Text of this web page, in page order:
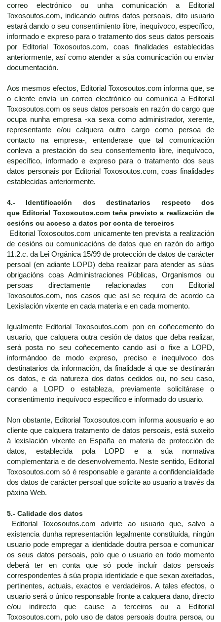
correo electrónico ou unha comunicación a Editorial
Toxosoutos.com, indicando outros datos persoais, dito usuario
estará dando o seu consentimiento libre, inequívoco, específico,
informado e expreso para o tratamento dos seus datos persoais
por Editorial Toxosoutos.com, coas finalidades establecidas
anteriormente, así como atender a súa comunicación ou enviar
documentación.
Aos mesmos efectos, Editorial Toxosoutos.com informa que, se
o cliente envía un correo electrónico ou comunica a Editorial
Toxosoutos.com os seus datos persoais en razón do cargo que
ocupa nunha empresa -xa sexa como administrador, xerente,
representante e/ou calquera outro cargo como persoa de
contacto na empresa-, entenderase que tal comunicación
conleva a prestación do seu consentemento libre, inequívoco,
específico, informado e expreso para o tratamento dos seus
datos personais por Editorial Toxosoutos.com, coas finalidades
establecidas anteriormente.
4.- Identificación dos destinatarios respecto dos
que Editorial Toxosoutos.com teña previsto a realización de
cesións ou acceso a datos por conta de terceiros
Editorial Toxosoutos.com unicamente ten prevista a realización
de cesións ou comunicacións de datos que en razón do artigo
11.2.c. da Lei Orgánica 15/99 de protección de datos de carácter
persoal (en adiante LOPD) deba realizar para atender as súas
obrigacións coas Administraciones Públicas, Organismos ou
persoas directamente relacionadas con Editorial
Toxosoutos.com, nos casos que así se requira de acordo ca
Lexislación vixente en cada materia e en cada momento.
Igualmente Editorial Toxosoutos.com pon en coñecemento do
usuario, que calquera outra cesión de datos que deba realizar,
será posta no seu coñecemento cando así o fixe a LOPD,
informándoo de modo expreso, preciso e inequívoco dos
destinatarios da información, da finalidade á que se destinarán
os datos, e da natureza dos datos cedidos ou, no seu caso,
cando a LOPD o estableza, previamente solicitárase o
consentimento inequívoco específico e informado do usuario.
Non obstante, Editorial Toxosoutos.com informa aousuario e ao
cliente que calquera tratamento de datos persoais, está suxeito
á lexislación vixente en España en materia de protección de
datos, establecida pola LOPD e a súa normativa
complementaria e de desenvolvemento. Neste sentido, Editorial
Toxosoutos.com só é responsable e garante a confidencialidade
dos datos de carácter persoal que solicite ao usuario a través da
páxina Web.
5.- Calidade dos datos
Editorial Toxosoutos.com advirte ao usuario que, salvo a
existencia dunha representación legalmente constituída, ningún
usuario pode empregar a identidade doutra persoa e comunicar
os seus datos persoais, polo que o usuario en todo momento
deberá ter en conta que só pode incluír datos persoais
correspondentes á súa propia identidade e que sexan axeitados,
pertinentes, actuais, exactos e verdadeiros. A tales efectos, o
usuario será o único responsable fronte a calquera dano, directo
e/ou indirecto que cause a terceiros ou a Editorial
Toxosoutos.com, polo uso de datos persoais doutra persoa, ou